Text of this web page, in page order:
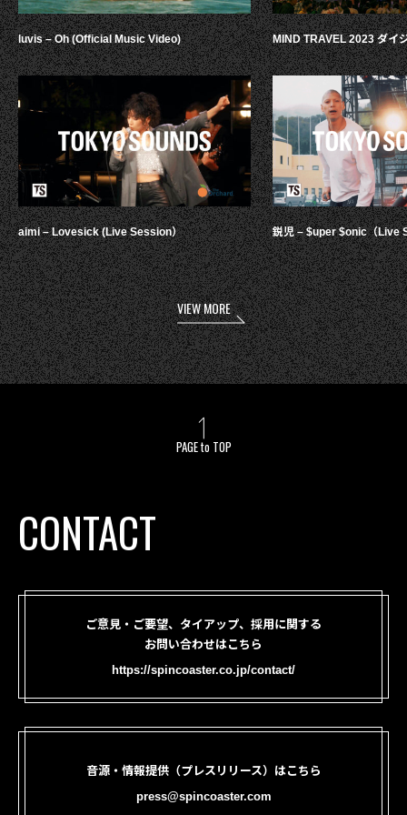
luvis – Oh (Official Music Video)
aimi – Lovesick (Live Session）
MIND TRAVEL 2023 ダイ
鋭児 – $uper $onic（Live
VIEW MORE
PAGE to TOP
CONTACT
ご意見・ご要望、タイアップ、採用に関する
お問い合わせはこちら
https://spincoaster.co.jp/contact/
音源・情報提供（プレスリリース）はこちら
press@spincoaster.com